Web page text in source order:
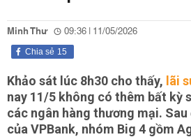
Minh Thư 09:36 | 11/05/2026
15
Chia sẻ
Khảo sát lúc 8h30 cho thấy, lãi
nay 11/5 không có thêm bất kỳ
các ngân hàng thương mại.
của VPBank, nhóm Big 4 gồm